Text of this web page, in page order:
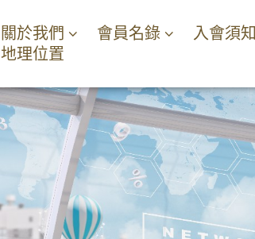
關於我們 會員名錄 入會須知
地理位置